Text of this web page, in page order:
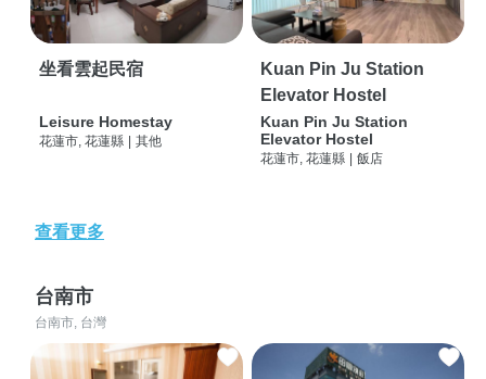
坐看雲起民宿
Leisure Homestay
花蓮市, 花蓮縣 其他
Kuan Pin Ju Station
Elevator Hostel
Kuan Pin Ju Station
Elevator Hostel
花蓮市, 花蓮縣 飯店
查看更多
台南市
台南市, 台灣